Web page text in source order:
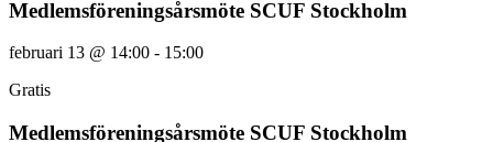
Medlemsföreningsårsmöte SCUF Stockholm
februari 13 @ 14:00 - 15:00
Gratis
Medlemsföreningsårsmöte SCUF Stockholm